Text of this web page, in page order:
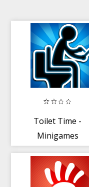
Toilet Time -
Minigames
no Banheiro